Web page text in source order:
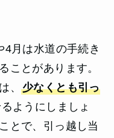
月は水道の手続き
ことがあります。
、 少なくとも引っ
ようにしましょ
とで、引っ越し当